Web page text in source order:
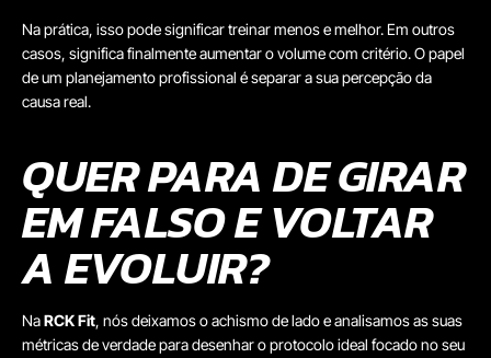
Na prática, isso pode significar treinar menos e melhor. Em outros
casos, significa finalmente aumentar o volume com critério. O papel
de um planejamento profissional é separar a sua percepção da
causa real.
QUER PARA DE GIRAR
EM FALSO E VOLTAR
A EVOLUIR?
NaRCK Fit, nós deixamos o achismo de lado e analisamos as suas
métricas de verdade para desenhar o protocolo ideal focado no seu